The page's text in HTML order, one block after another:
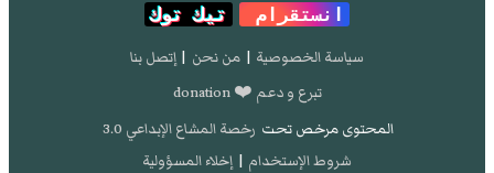
انستقرام
تيك توك
سياسة الخصوصية | من نحن | إتصل بنا
تبرع و دعم ❤️ donation
المحتوى مرخص تحت رخصة المشاع الإبداعي 3.0
شروط الإستخدام | إخلاء المسؤولية